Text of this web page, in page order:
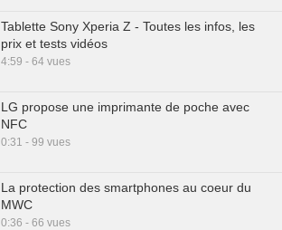
Tablette Sony Xperia Z - Toutes les infos, les
prix et tests vidéos
4:59 - 64 vues
LG propose une imprimante de poche avec
NFC
0:31 - 99 vues
La protection des smartphones au coeur du
MWC
0:36 - 66 vues